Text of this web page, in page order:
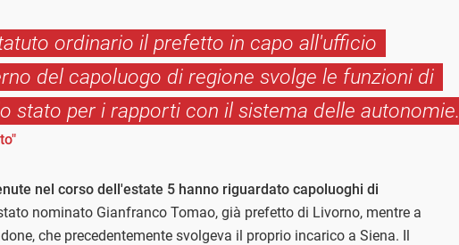
ordinario il prefetto in capo all'ufficio
del capoluogo di regione svolge le funzioni di
stato per i rapporti con il sistema delle autonomie.
nel corso dell'estate 5 hanno riguardato capoluoghi di
nominato Gianfranco Tomao, già prefetto di Livorno, mentre a
che precedentemente svolgeva il proprio incarico a Siena. Il